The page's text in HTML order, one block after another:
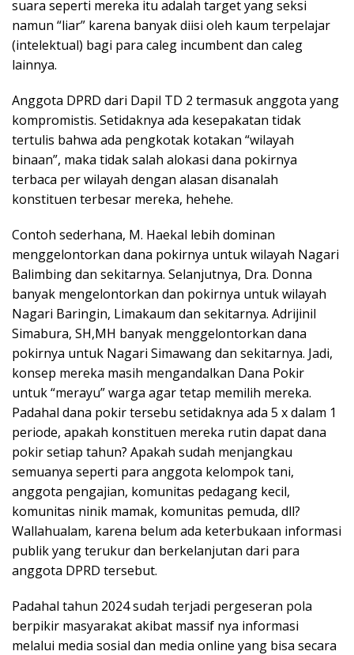
suara seperti mereka itu adalah target yang seksi
namun “liar” karena banyak diisi oleh kaum terpelajar
(intelektual) bagi para caleg incumbent dan caleg
lainnya.
Anggota DPRD dari Dapil TD 2 termasuk anggota yang
kompromistis. Setidaknya ada kesepakatan tidak
tertulis bahwa ada pengkotak kotakan “wilayah
binaan”, maka tidak salah alokasi dana pokirnya
terbaca per wilayah dengan alasan disanalah
konstituen terbesar mereka, hehehe.
Contoh sederhana, M. Haekal lebih dominan
menggelontorkan dana pokirnya untuk wilayah Nagari
Balimbing dan sekitarnya. Selanjutnya, Dra. Donna
banyak mengelontorkan dan pokirnya untuk wilayah
Nagari Baringin, Limakaum dan sekitarnya. Adrijinil
Simabura, SH,MH banyak menggelontorkan dana
pokirnya untuk Nagari Simawang dan sekitarnya. Jadi,
konsep mereka masih mengandalkan Dana Pokir
untuk “merayu” warga agar tetap memilih mereka.
Padahal dana pokir tersebu setidaknya ada 5 x dalam 1
periode, apakah konstituen mereka rutin dapat dana
pokir setiap tahun? Apakah sudah menjangkau
semuanya seperti para anggota kelompok tani,
anggota pengajian, komunitas pedagang kecil,
komunitas ninik mamak, komunitas pemuda, dll?
Wallahualam, karena belum ada keterbukaan informasi
publik yang terukur dan berkelanjutan dari para
anggota DPRD tersebut.
Padahal tahun 2024 sudah terjadi pergeseran pola
berpikir masyarakat akibat massif nya informasi
melalui media sosial dan media online yang bisa secara